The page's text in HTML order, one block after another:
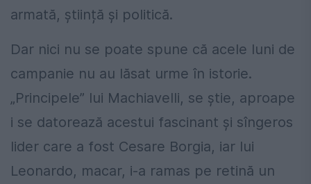
armată, știință și politică.
Dar nici nu se poate spune că acele luni de
campanie nu au lăsat urme în istorie.
„Principele” lui Machiavelli, se știe, aproape
i se datorează acestui fascinant și sîngeros
lider care a fost Cesare Borgia, iar lui
Leonardo, macar, i-a ramas pe retină un